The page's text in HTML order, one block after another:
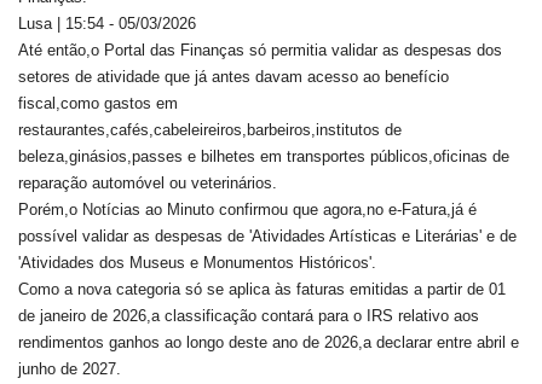
Lusa | 15:54 - 05/03/2026
Até então,o Portal das Finanças só permitia validar as despesas dos
setores de atividade que já antes davam acesso ao benefício
fiscal,como gastos em
restaurantes,cafés,cabeleireiros,barbeiros,institutos de
beleza,ginásios,passes e bilhetes em transportes públicos,oficinas de
reparação automóvel ou veterinários.
Porém,o Notícias ao Minuto confirmou que agora,no e-Fatura,já é
possível validar as despesas de 'Atividades Artísticas e Literárias' e de
'Atividades dos Museus e Monumentos Históricos'.
Como a nova categoria só se aplica às faturas emitidas a partir de 01
de janeiro de 2026,a classificação contará para o IRS relativo aos
rendimentos ganhos ao longo deste ano de 2026,a declarar entre abril e
junho de 2027.